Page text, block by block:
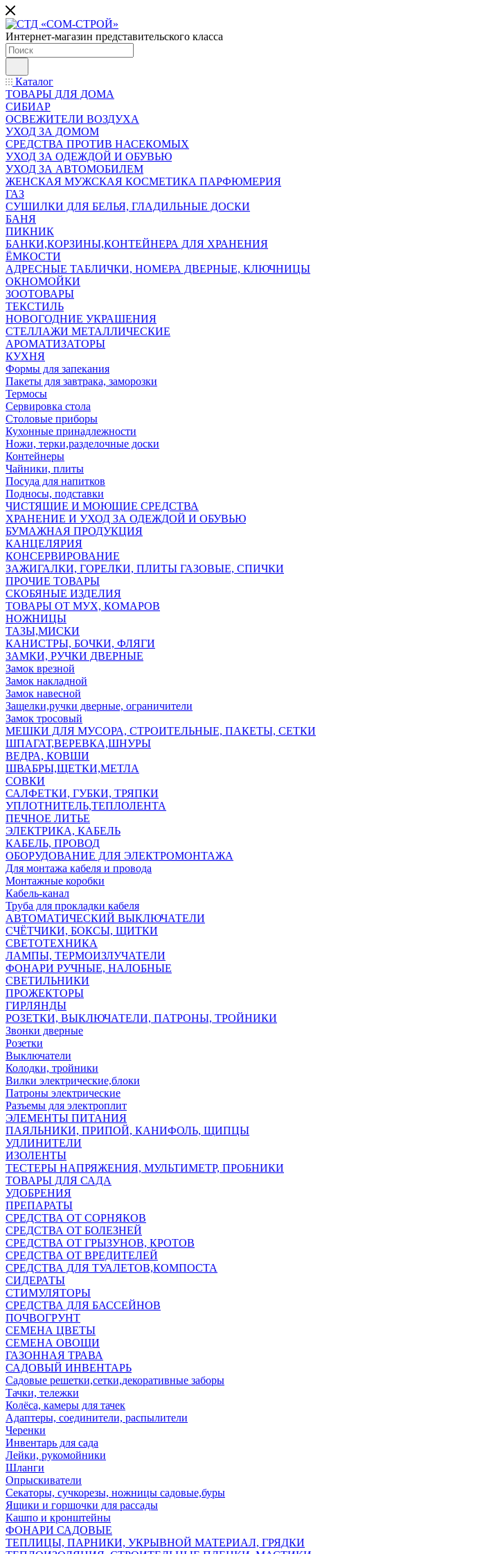
Интернет-магазин представительского класса
Каталог
ТОВАРЫ ДЛЯ ДОМА
СИБИАР
ОСВЕЖИТЕЛИ ВОЗДУХА
УХОД ЗА ДОМОМ
СРЕДСТВА ПРОТИВ НАСЕКОМЫХ
УХОД ЗА ОДЕЖДОЙ И ОБУВЬЮ
УХОД ЗА АВТОМОБИЛЕМ
ЖЕНСКАЯ МУЖСКАЯ КОСМЕТИКА ПАРФЮМЕРИЯ
ГАЗ
СУШИЛКИ ДЛЯ БЕЛЬЯ, ГЛАДИЛЬНЫЕ ДОСКИ
БАНЯ
ПИКНИК
БАНКИ,КОРЗИНЫ,КОНТЕЙНЕРА ДЛЯ ХРАНЕНИЯ
ЁМКОСТИ
АДРЕСНЫЕ ТАБЛИЧКИ, НОМЕРА ДВЕРНЫЕ, КЛЮЧНИЦЫ
ОКНОМОЙКИ
ЗООТОВАРЫ
ТЕКСТИЛЬ
НОВОГОДНИЕ УКРАШЕНИЯ
СТЕЛЛАЖИ МЕТАЛЛИЧЕСКИЕ
АРОМАТИЗАТОРЫ
КУХНЯ
Формы для запекания
Пакеты для завтрака, заморозки
Термосы
Сервировка стола
Столовые приборы
Кухонные принадлежности
Ножи, терки,разделочные доски
Контейнеры
Чайники, плиты
Посуда для напитков
Подносы, подставки
ЧИСТЯЩИЕ И МОЮЩИЕ СРЕДСТВА
ХРАНЕНИЕ И УХОД ЗА ОДЕЖДОЙ И ОБУВЬЮ
БУМАЖНАЯ ПРОДУКЦИЯ
КАНЦЕЛЯРИЯ
КОНСЕРВИРОВАНИЕ
ЗАЖИГАЛКИ, ГОРЕЛКИ, ПЛИТЫ ГАЗОВЫЕ, СПИЧКИ
ПРОЧИЕ ТОВАРЫ
СКОБЯНЫЕ ИЗДЕЛИЯ
ТОВАРЫ ОТ МУХ, КОМАРОВ
НОЖНИЦЫ
ТАЗЫ,МИСКИ
КАНИСТРЫ, БОЧКИ, ФЛЯГИ
ЗАМКИ, РУЧКИ ДВЕРНЫЕ
Замок врезной
Замок накладной
Замок навесной
Защелки,ручки дверные, ограничители
Замок тросовый
МЕШКИ ДЛЯ МУСОРА, СТРОИТЕЛЬНЫЕ, ПАКЕТЫ, СЕТКИ
ШПАГАТ,ВЕРЕВКА,ШНУРЫ
ВЕДРА, КОВШИ
ШВАБРЫ,ЩЕТКИ,МЕТЛА
СОВКИ
САЛФЕТКИ, ГУБКИ, ТРЯПКИ
УПЛОТНИТЕЛЬ,ТЕПЛОЛЕНТА
ПЕЧНОЕ ЛИТЬЕ
ЭЛЕКТРИКА, КАБЕЛЬ
КАБЕЛЬ, ПРОВОД
ОБОРУДОВАНИЕ ДЛЯ ЭЛЕКТРОМОНТАЖА
Для монтажа кабеля и провода
Монтажные коробки
Кабель-канал
Труба для прокладки кабеля
АВТОМАТИЧЕСКИЙ ВЫКЛЮЧАТЕЛИ
СЧЁТЧИКИ, БОКСЫ, ЩИТКИ
СВЕТОТЕХНИКА
ЛАМПЫ, ТЕРМОИЗЛУЧАТЕЛИ
ФОНАРИ РУЧНЫЕ, НАЛОБНЫЕ
СВЕТИЛЬНИКИ
ПРОЖЕКТОРЫ
ГИРЛЯНДЫ
РОЗЕТКИ, ВЫКЛЮЧАТЕЛИ, ПАТРОНЫ, ТРОЙНИКИ
Звонки дверные
Розетки
Выключатели
Колодки, тройники
Вилки электрические,блоки
Патроны электрические
Разъемы для электроплит
ЭЛЕМЕНТЫ ПИТАНИЯ
ПАЯЛЬНИКИ, ПРИПОЙ, КАНИФОЛЬ, ЩИПЦЫ
УДЛИНИТЕЛИ
ИЗОЛЕНТЫ
ТЕСТЕРЫ НАПРЯЖЕНИЯ, МУЛЬТИМЕТР, ПРОБНИКИ
ТОВАРЫ ДЛЯ САДА
УДОБРЕНИЯ
ПРЕПАРАТЫ
СРЕДСТВА ОТ СОРНЯКОВ
СРЕДСТВА ОТ БОЛЕЗНЕЙ
СРЕДСТВА ОТ ГРЫЗУНОВ, КРОТОВ
СРЕДСТВА ОТ ВРЕДИТЕЛЕЙ
СРЕДСТВА ДЛЯ ТУАЛЕТОВ,КОМПОСТА
СИДЕРАТЫ
СТИМУЛЯТОРЫ
СРЕДСТВА ДЛЯ БАССЕЙНОВ
ПОЧВОГРУНТ
СЕМЕНА ЦВЕТЫ
СЕМЕНА ОВОЩИ
ГАЗОННАЯ ТРАВА
САДОВЫЙ ИНВЕНТАРЬ
Садовые решетки,сетки,декоративные заборы
Тачки, тележки
Колёса, камеры для тачек
Адаптеры, соединители, распылители
Черенки
Инвентарь для сада
Лейки, рукомойники
Шланги
Опрыскиватели
Секаторы, сучкорезы, ножницы садовые,буры
Ящики и горшочки для рассады
Кашпо и кронштейны
ФОНАРИ САДОВЫЕ
ТЕПЛИЦЫ, ПАРНИКИ, УКРЫВНОЙ МАТЕРИАЛ, ГРЯДКИ